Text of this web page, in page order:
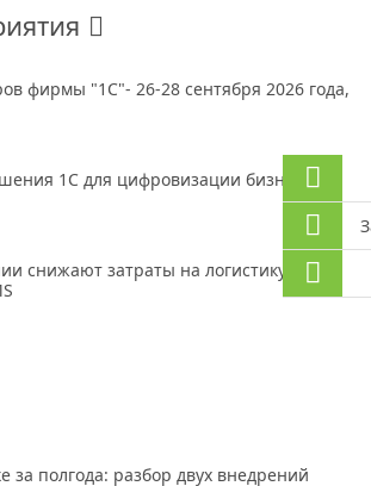
фирмы "1С"- 26-28 сентября 2026 года,
1С для цифровизации бизнеса, г.
снижают затраты на логистику до 30%
за полгода: разбор двух внедрений